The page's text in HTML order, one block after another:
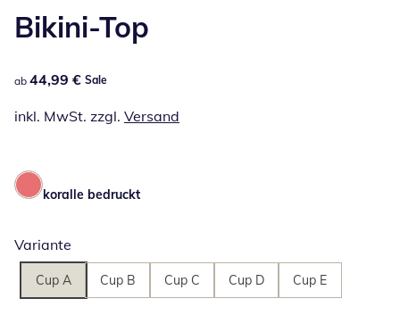
Bikini-Top
44,99 €
ab 44,99 € Sale
inkl. MwSt. zzgl. Versand
koralle bedruckt
Variante
Cup A Cup B Cup C Cup D Cup E